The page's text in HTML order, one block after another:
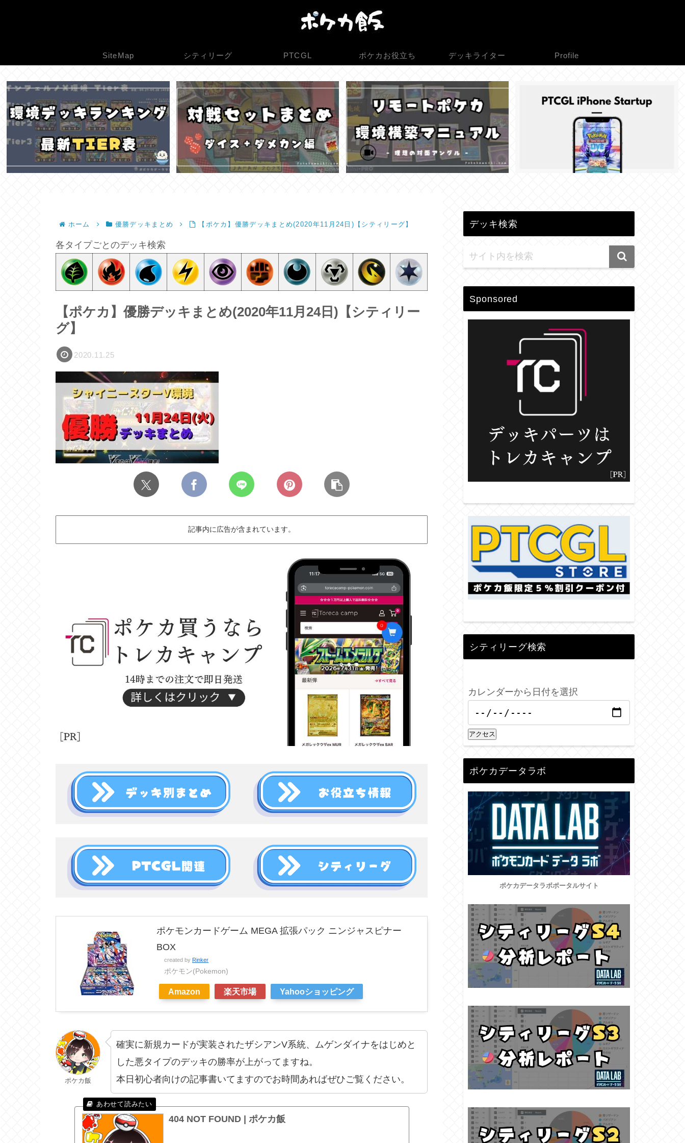
SiteMap シティリーグ PTCGL ポケカお役立ち デッキライター Profile
ホーム 優勝デッキまとめ 【ポケカ】優勝デッキまとめ(2020年11月24日)【シティリーグ】
各タイプごとのデッキ検索
【ポケカ】優勝デッキまとめ(2020年11月24日)【シティリー
グ】
2020.11.25
記事内に広告が含まれています。
ポケモンカードゲーム MEGA 拡張パック ニンジャスピナー
BOX
created by Rinker
ポケモン(Pokemon)
Amazon 楽天市場 Yahooショッピング
ポケカ飯
確実に新規カードが実装されたザシアンV系統、ムゲンダイナをはじめと
した悪タイプのデッキの勝率が上がってますね。
本日初心者向けの記事書いてますのでお時間あればぜひご覧ください。
404 NOT FOUND | ポケカ飯
デッキ検索
Sponsored
シティリーグ検索
カレンダーから日付を選択
アクセス
ポケカデータラボ
ポケカデータラボポータルサイト